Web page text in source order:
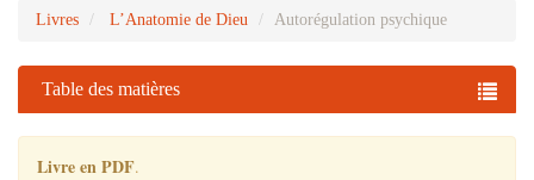
Livres L’Anatomie de Dieu Autorégulation psychique
Table des matières
Livre en PDF.